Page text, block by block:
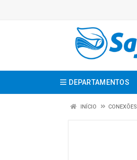
DEPARTAMENTOS
INÍCIO CONEXÕES